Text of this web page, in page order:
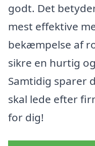
godt. Det
mest effektive
bekæmpelse af
sikre en hurtig
Samtidig sparer
skal lede efter
for dig!